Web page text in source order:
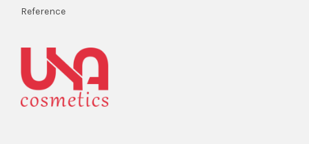
Reference